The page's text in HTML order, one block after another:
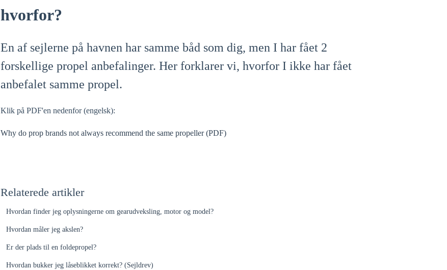
hvorfor?
En af sejlerne på havnen har samme båd som dig, men I har fået 2
forskellige propel anbefalinger. Her forklarer vi, hvorfor I ikke har fået
anbefalet samme propel.
Klik på PDF'en nedenfor (engelsk):
Why do prop brands not always recommend the same propeller (PDF)
Relaterede artikler
Hvordan finder jeg oplysningerne om gearudveksling, motor og model?
Hvordan måler jeg akslen?
Er der plads til en foldepropel?
Hvordan bukker jeg låseblikket korrekt? (Sejldrev)